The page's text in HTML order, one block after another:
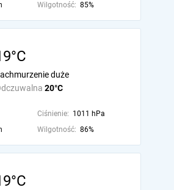
Wilgotność: 85%
20°C
duże
Ciśnienie: 1011 hPa
Wilgotność: 86%